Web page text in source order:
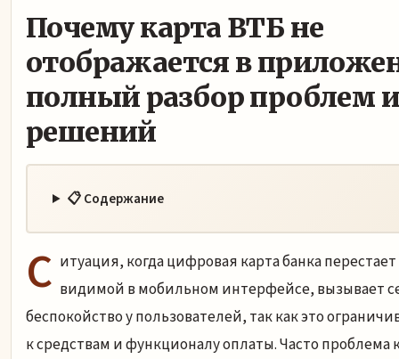
Почему карта ВТБ не
отображается в
полный разбор проблем
решений
📋 Содержание
С итуация, когда цифровая карта банка
видимой в мобильном интерфейсе, вызывает
беспокойство у пользователей, так как это
к средствам и функционалу оплаты. Часто проблема